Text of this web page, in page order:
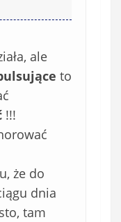
ale
to
!!!
że do
dnia
tam